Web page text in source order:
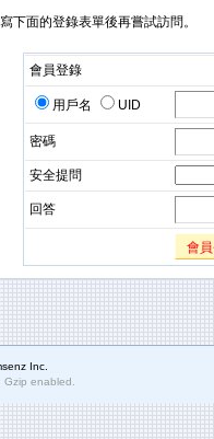
下面的登錄表單後再嘗試訪問。
會員登錄
用戶名 UID
密碼
安全提問
回答
會
Inc.
enabled.